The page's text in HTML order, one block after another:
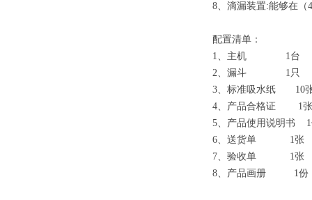
8、 滴漏装置:能够在（4
配置清单：
1、主机 1
2、漏斗 1只
3、标准吸水纸 10
4、产品合格证 1张
5、产品使用说明书 1
6、送货单 1张
7、验收单 1张
8、产品画册 1份